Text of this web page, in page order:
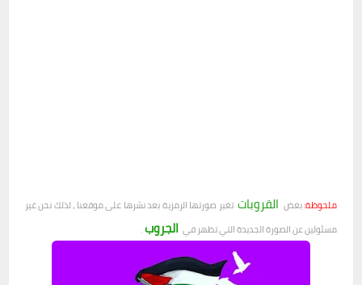
ملحوظة:بعض القروبات تغير صورتها الرمزية بعد نشرها على موقعنا ، لذلك نحن غير
مسئولين عن الصورة الجديدة التي تظهر في الجروب.